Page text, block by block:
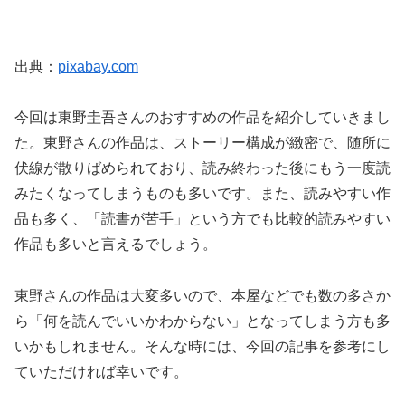
出典： pixabay.com
今回は東野圭吾さんのおすすめの作品を紹介していきまし
た。東野さんの作品は、ストーリー構成が緻密で、随所に
伏線が散りばめられており、読み終わった後にもう一度読
みたくなってしまうものも多いです。また、読みやすい作
品も多く、「読書が苦手」という方でも比較的読みやすい
作品も多いと言えるでしょう。
東野さんの作品は大変多いので、本屋などでも数の多さか
ら「何を読んでいいかわからない」となってしまう方も多
いかもしれません。そんな時には、今回の記事を参考にし
ていただければ幸いです。